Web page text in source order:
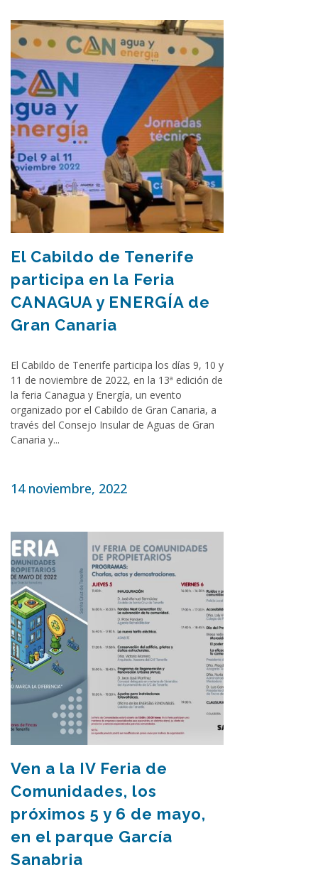
El Cabildo de Tenerife
participa en la Feria
CANAGUA y ENERGÍA de
Gran Canaria
El Cabildo de Tenerife participa los días 9, 10 y
11 de noviembre de 2022, en la 13ª edición de
la feria Canagua y Energía, un evento
organizado por el Cabildo de Gran Canaria, a
través del Consejo Insular de Aguas de Gran
Canaria y...
14 noviembre, 2022
Ven a la IV Feria de
Comunidades, los
próximos 5 y 6 de mayo,
en el parque García
Sanabria